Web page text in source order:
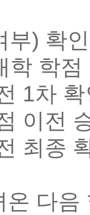
부) 확
학점
1차 확
이전
최종
다